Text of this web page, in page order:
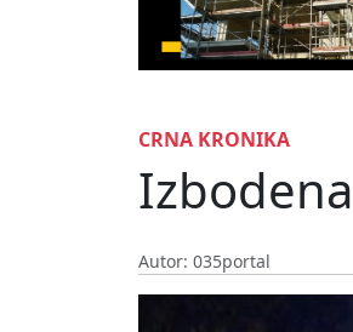
CRNA KRONIKA
Autor: 035portal